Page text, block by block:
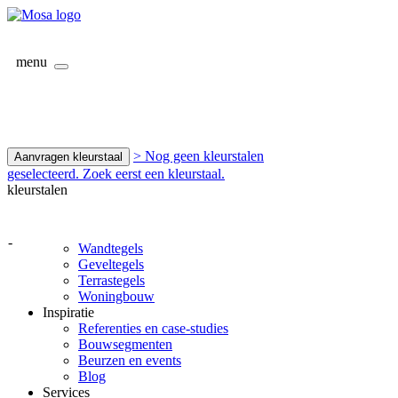
menu
Aanvragen kleurstaal
> Nog geen kleurstalen
geselecteerd. Zoek eerst een kleurstaal.
kleurstalen
-
Wandtegels
Geveltegels
Terrastegels
Woningbouw
Inspiratie
Referenties en case-studies
Bouwsegmenten
Beurzen en events
Blog
Services